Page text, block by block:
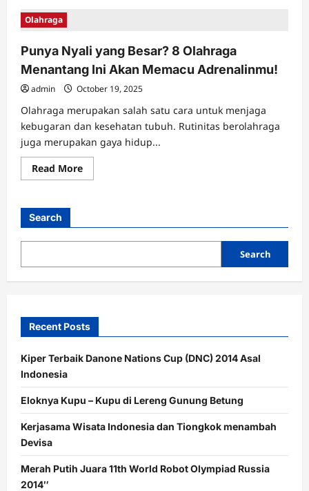
Olahraga
Punya Nyali yang Besar? 8 Olahraga
Menantang Ini Akan Memacu Adrenalinmu!
admin October 19, 2025
Olahraga merupakan salah satu cara untuk menjaga
kebugaran dan kesehatan tubuh. Rutinitas berolahraga
juga merupakan gaya hidup...
Read MoreRead
more
Besar?
Olahraga
Ini
Memacu
Search
Search
Recent Posts
Kiper Terbaik Danone Nations Cup (DNC) 2014 Asal
Indonesia
Eloknya Kupu – Kupu di Lereng Gunung Betung
Kerjasama Wisata Indonesia dan Tiongkok menambah
Devisa
Merah Putih Juara 11th World Robot Olympiad Russia
2014″